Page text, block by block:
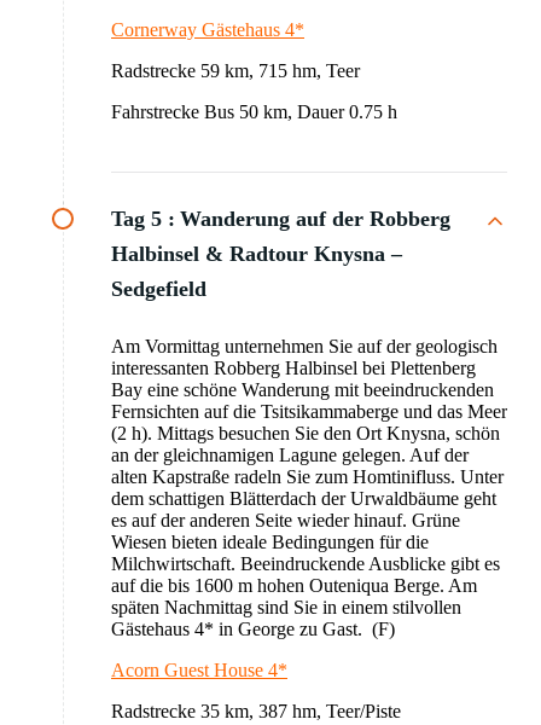
Cornerway Gästehaus 4*
Radstrecke 59 km, 715 hm, Teer
Fahrstrecke Bus 50 km, Dauer 0.75 h
Tag 5 : Wanderung auf der Robberg
Halbinsel & Radtour Knysna –
Sedgefield
Am Vormittag unternehmen Sie auf der geologisch
interessanten Robberg Halbinsel bei Plettenberg
Bay eine schöne Wanderung mit beeindruckenden
Fernsichten auf die Tsitsikammaberge und das Meer
(2 h). Mittags besuchen Sie den Ort Knysna, schön
an der gleichnamigen Lagune gelegen. Auf der
alten Kapstraße radeln Sie zum Homtinifluss. Unter
dem schattigen Blätterdach der Urwaldbäume geht
es auf der anderen Seite wieder hinauf. Grüne
Wiesen bieten ideale Bedingungen für die
Milchwirtschaft. Beeindruckende Ausblicke gibt es
auf die bis 1600 m hohen Outeniqua Berge. Am
späten Nachmittag sind Sie in einem stilvollen
Gästehaus 4* in George zu Gast. (F)
Acorn Guest House 4*
Radstrecke 35 km, 387 hm, Teer/Piste